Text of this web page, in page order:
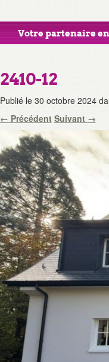
Votre partenaire
2410-12
Publié le 30 octobre 2024
← Précédent Suivant →